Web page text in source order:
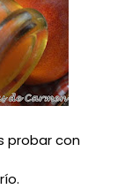
probar con
.